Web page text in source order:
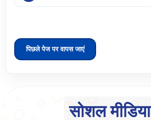
पिछले पेज पर वापस जाएं
सोशल मीडिया